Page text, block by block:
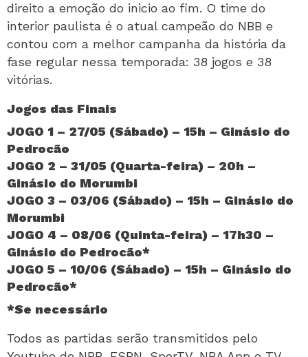
direito a emoção do inicio ao fim. O time do
interior paulista é o atual campeão do NBB e
contou com a melhor campanha da história da
fase regular nessa temporada: 38 jogos e 38
vitórias.
Jogos das Finais
JOGO 1 – 27/05 (Sábado) – 15h – Ginásio do
Pedrocão
JOGO 2 – 31/05 (Quarta-feira) – 20h –
Ginásio do Morumbi
JOGO 3 – 03/06 (Sábado) – 15h – Ginásio do
Morumbi
JOGO 4 – 08/06 (Quinta-feira) – 17h30 –
Ginásio do Pedrocão*
JOGO 5 – 10/06 (Sábado) – 15h – Ginásio do
Pedrocão*
*Se necessário
Todos as partidas serão transmitidos pelo